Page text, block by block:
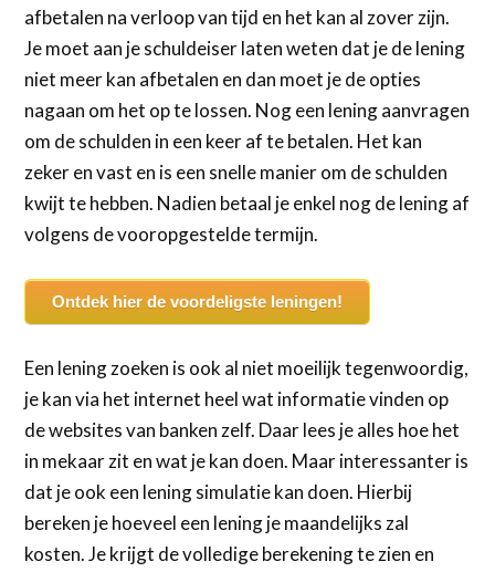
afbetalen na verloop van tijd en het kan al zover zijn.
Je moet aan je schuldeiser laten weten dat je de lening
niet meer kan afbetalen en dan moet je de opties
nagaan om het op te lossen. Nog een lening aanvragen
om de schulden in een keer af te betalen. Het kan
zeker en vast en is een snelle manier om de schulden
kwijt te hebben. Nadien betaal je enkel nog de lening af
volgens de vooropgestelde termijn.
Ontdek hier de voordeligste leningen!
Een lening zoeken is ook al niet moeilijk tegenwoordig,
je kan via het internet heel wat informatie vinden op
de websites van banken zelf. Daar lees je alles hoe het
in mekaar zit en wat je kan doen. Maar interessanter is
dat je ook een lening simulatie kan doen. Hierbij
bereken je hoeveel een lening je maandelijks zal
kosten. Je krijgt de volledige berekening te zien en